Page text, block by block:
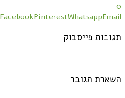
0
FacebookPinterestWhatsappEmail
תגובות פייסבוק
השארת תגובה